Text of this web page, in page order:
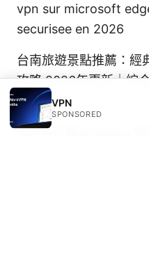
vpn sur microsoft
securisee en 2026
台南旅遊景點推薦：經
攻略 2026年更新｜綜
訊
Vpn客户端windows 完
VPN
SPONSORED